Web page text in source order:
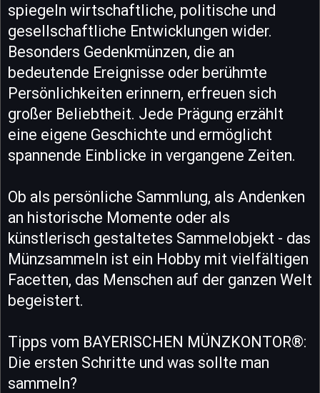
spiegeln wirtschaftliche, politische und
gesellschaftliche Entwicklungen wider.
Besonders Gedenkmünzen, die an
bedeutende Ereignisse oder berühmte
Persönlichkeiten erinnern, erfreuen sich
großer Beliebtheit. Jede Prägung erzählt
eine eigene Geschichte und ermöglicht
spannende Einblicke in vergangene Zeiten.
Ob als persönliche Sammlung, als Andenken
an historische Momente oder als
künstlerisch gestaltetes Sammelobjekt - das
Münzsammeln ist ein Hobby mit vielfältigen
Facetten, das Menschen auf der ganzen Welt
begeistert.
Tipps vom BAYERISCHEN MÜNZKONTOR®:
Die ersten Schritte und was sollte man
sammeln?